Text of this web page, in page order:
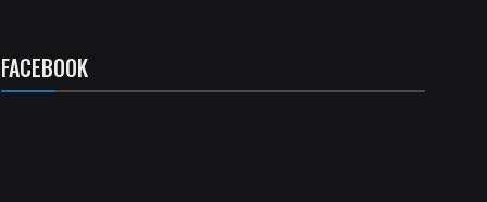
FACEBOOK